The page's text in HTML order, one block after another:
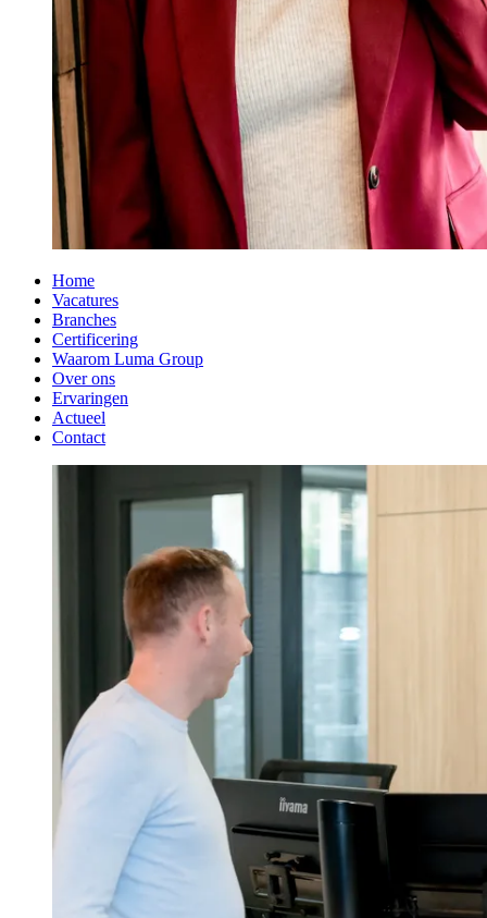
Home
Vacatures
Branches
Certificering
Waarom Luma Group
Over ons
Ervaringen
Actueel
Contact